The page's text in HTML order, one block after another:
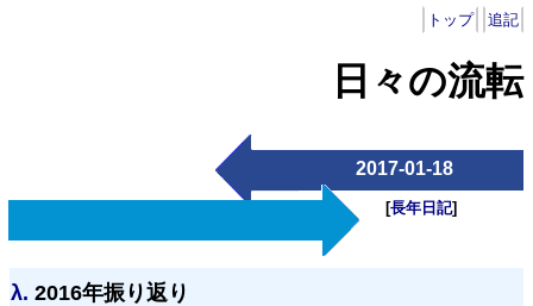
トップ 追記
日々の流転
2017-01-18
[長年日記]
λ. 2016年振り返り